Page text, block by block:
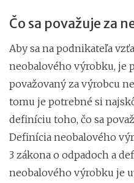
Čo sa považuje za
Aby sa na podnikateľa
neobalového výrobku, je
považovaný za výrobcu
tomu je potrebné si
definíciu toho, čo sa
Definícia neobalového
3 zákona o odpadoch a
neobalového výrobku je